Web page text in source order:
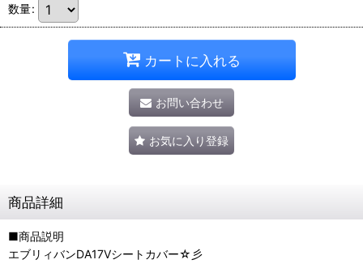
数量:
カートに入れる
お問い合わせ
お気に入り登録
商品詳細
■商品説明
エブリィバンDA17Vシートカバー☆彡